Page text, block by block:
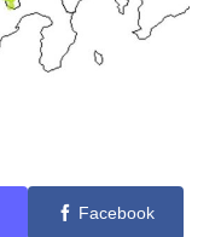
Facebook